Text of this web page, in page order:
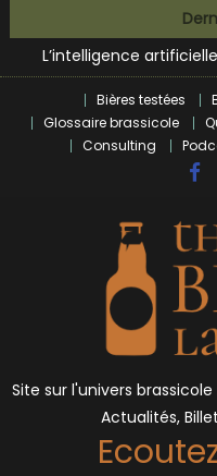
to
content
L’intelligence
BrewDog racheté par
Bières et célébrités
Bières testées
Glossaire brassicole
Consulting
Site sur l'univers
Actualités,